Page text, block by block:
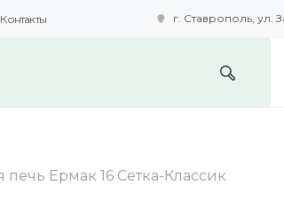
Контакты г. Ставрополь, ул.
печь Ермак 16 Сетка-Классик
для получения данных с целью сбора